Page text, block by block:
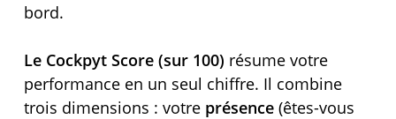
bord.
Le Cockpyt Score (sur 100) résume votre
performance en un seul chiffre. Il combine
trois dimensions : votre présence(êtes-vous